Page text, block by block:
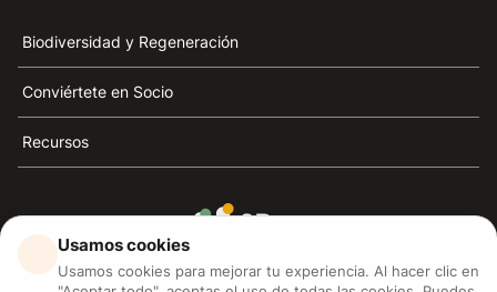
Biodiversidad y Regeneración
Conviértete en Socio
Recursos
3Bee es el referente de la sostenibilidad, la defensa de
las abejas y la biodiversidad
Usamos cookies
Usamos cookies para mejorar tu experiencia. Al hacer clic en